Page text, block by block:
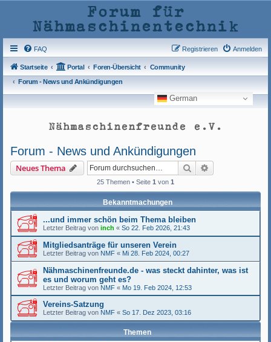
Forum für
Nähmaschinentechnik
FAQ Anmelden
Registrieren
Startseite Portal Foren-Übersicht
Community
Forum - News und Ankündigungen
German
Nähmaschinenfreunde e.V.
Forum - News und Ankündigungen
Neues Thema Suche
25 Themen • Seite 1 von 1
Bekanntmachungen
...und immer schön beim Thema bleiben
Letzter Beitrag von inch « So 22. Feb 2026, 21:43
Mitgliedsanträge für unseren Verein
Letzter Beitrag von NMF « Mi 28. Feb 2024, 00:27
Nähmaschinenfreunde.de - was steckt dahinter, was ist
es und worum geht es?
Letzter Beitrag von NMF « Mo 19. Feb 2024, 12:53
Vereins-Satzung
Letzter Beitrag von NMF « So 17. Dez 2023, 03:16
Themen